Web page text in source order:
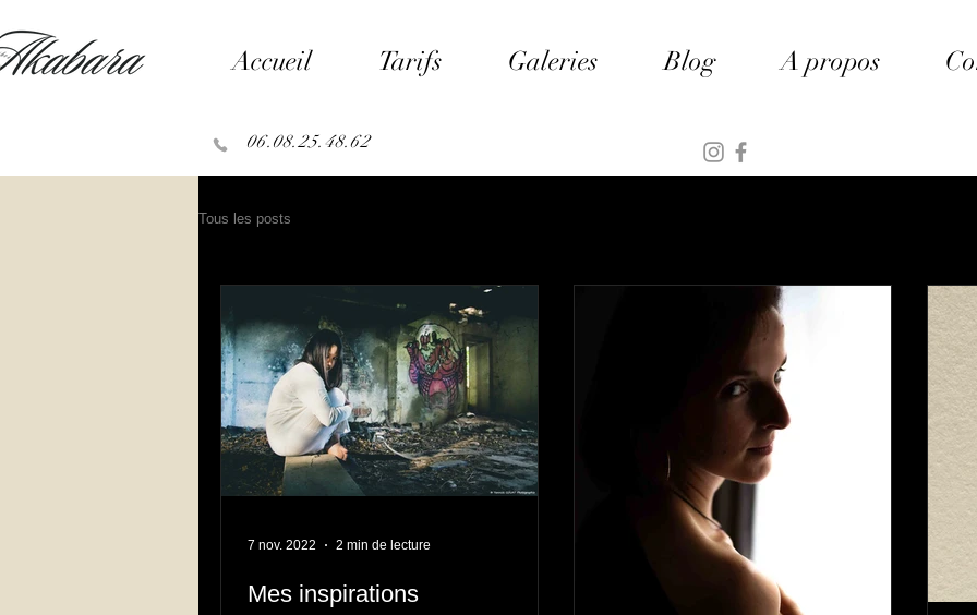
Accueil Tarifs Galeries Blog A propos
06.08.25.48.62
Tous les posts
Mes inspirations
7 nov. 2022 2 min de lecture